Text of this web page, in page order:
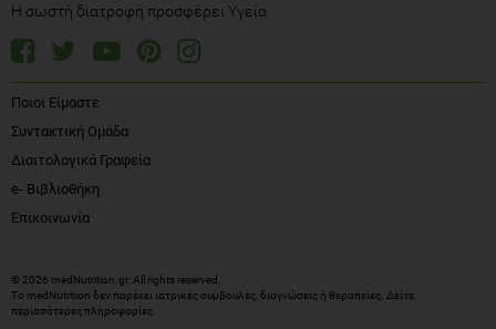
Η σωστή διατροφή προσφέρει Υγεία
Ποιοι Είμαστε
Συντακτική Ομάδα
Διαιτολογικά Γραφεία
e- Βιβλιοθήκη
Επικοινωνία
© 2026 medNutrition.gr. All rights reserved.
Το medNutrition δεν παρέχει ιατρικές συμβουλές, διαγνώσεις ή θεραπείες. Δείτε
περισσότερες πληροφορίες